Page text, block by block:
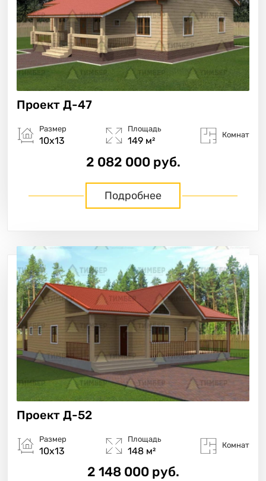
Проект Д-47
Размер
10х13
Площадь
149 м²
Комнат
2 082 000 руб.
Подробнее
Проект Д-52
Размер
10х13
Площадь
148 м²
Комнат
2 148 000 руб.